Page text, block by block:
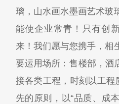
璃，山水画水墨画艺术玻
能使企业常青！只有创
来！我们愿与您携手，相
要运用场所：售楼部，酒
接各类工程，时刻以工程
先的原则，以“品质、成